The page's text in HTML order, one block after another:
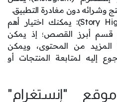
وشرائه دون مغادرة التطبيق.
أبرز القصص (Story Highlights): يمكنك اختيار أهم
أبرز القصص؛ إذ يمكن
المزيد من المحتوى، ويمكن
إليه لمتابعة المنتجات أو
"إنستغرام"